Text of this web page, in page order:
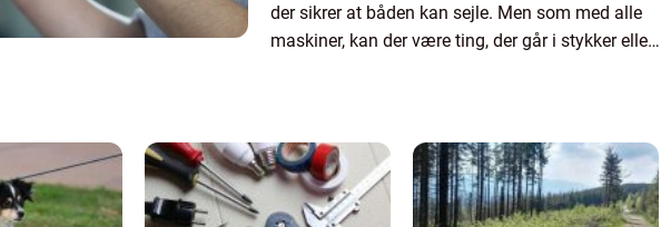
der sikrer at båden kan sejle. Men som med alle
maskiner, kan der være ting, der går i stykker eller